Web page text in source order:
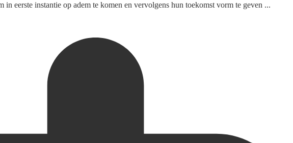
eerste instantie op adem te komen en vervolgens hun toekomst vorm te geven ...